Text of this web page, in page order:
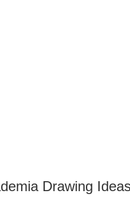
Drawing Ideas